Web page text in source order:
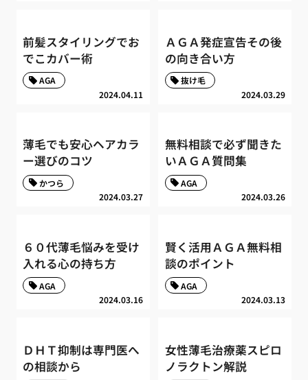
前髪スタイリングでお
でこカバー術
2024.04.11
AGA
ＡＧＡ発症宣告その後
の向き合い方
2024.03.29
抜け毛
薄毛でも安心ヘアカラ
ー選びのコツ
2024.03.27
かつら
無料相談で必ず聞きた
いＡＧＡ質問集
2024.03.26
AGA
６０代薄毛悩みを受け
入れる心の持ち方
2024.03.16
AGA
賢く活用ＡＧＡ無料相
談のポイント
2024.03.13
AGA
ＤＨＴ抑制は専門医へ
の相談から
女性薄毛治療薬スピロ
ノラクトン解説